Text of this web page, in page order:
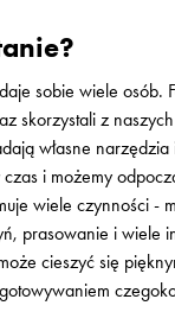
sobie wiele
skorzystali z
własne
i możemy
wiele czynności
prasowanie i
cieszyć się